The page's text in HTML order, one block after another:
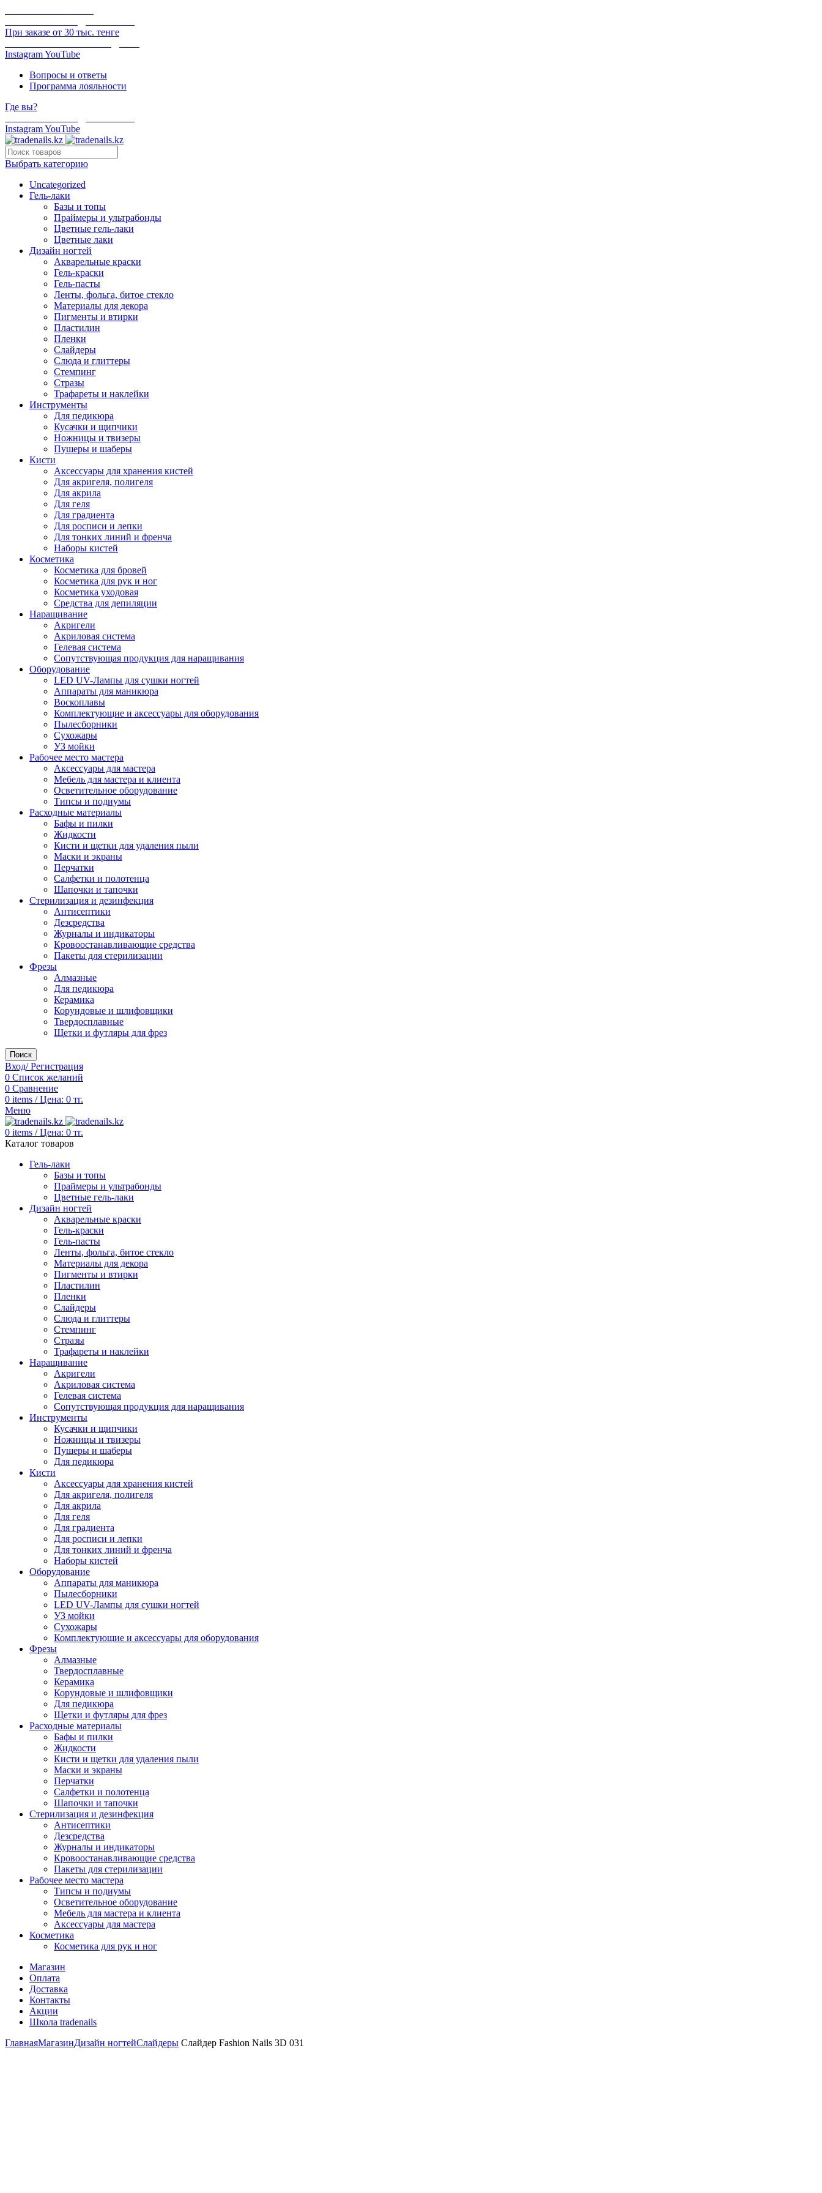
При заказе от 30 тыс. тенге
InstagramYouTube
Вопросы и ответы
Программа лояльности
Где вы?
InstagramYouTube
Выбрать категорию
Uncategorized
Гель-лаки
Базы и топы
Праймеры и ультрабонды
Цветные гель-лаки
Цветные лаки
Дизайн ногтей
Акварельные краски
Гель-краски
Гель-пасты
Ленты, фольга, битое стекло
Материалы для декора
Пигменты и втирки
Пластилин
Пленки
Слайдеры
Слюда и глиттеры
Стемпинг
Стразы
Трафареты и наклейки
Инструменты
Для педикюра
Кусачки и щипчики
Ножницы и твизеры
Пушеры и шаберы
Кисти
Аксессуары для хранения кистей
Для акригеля, полигеля
Для акрила
Для геля
Для градиента
Для росписи и лепки
Для тонких линий и френча
Наборы кистей
Косметика
Косметика для бровей
Косметика для рук и ног
Косметика уходовая
Средства для депиляции
Наращивание
Акригели
Акриловая система
Гелевая система
Сопутствующая продукция для наращивания
Оборудование
LED UV-Лампы для сушки ногтей
Аппараты для маникюра
Воскоплавы
Комплектующие и аксессуары для оборудования
Пылесборники
Сухожары
УЗ мойки
Рабочее место мастера
Аксессуары для мастера
Мебель для мастера и клиента
Осветительное оборудование
Типсы и подиумы
Расходные материалы
Бафы и пилки
Жидкости
Кисти и щетки для удаления пыли
Маски и экраны
Перчатки
Салфетки и полотенца
Шапочки и тапочки
Стерилизация и дезинфекция
Антисептики
Дезсредства
Журналы и индикаторы
Кровоостанавливающие средства
Пакеты для стерилизации
Фрезы
Алмазные
Для педикюра
Керамика
Корундовые и шлифовщики
Твердосплавные
Щетки и футляры для фрез
Поиск
Вход/ Регистрация
0 Список желаний
0 Сравнение
0 items / Цена: 0 тг.
Меню
0 items / Цена: 0 тг.
Каталог товаров
Гель-лаки
Базы и топы
Праймеры и ультрабонды
Цветные гель-лаки
Дизайн ногтей
Акварельные краски
Гель-краски
Гель-пасты
Ленты, фольга, битое стекло
Материалы для декора
Пигменты и втирки
Пластилин
Пленки
Слайдеры
Слюда и глиттеры
Стемпинг
Стразы
Трафареты и наклейки
Наращивание
Акригели
Акриловая система
Гелевая система
Сопутствующая продукция для наращивания
Инструменты
Кусачки и щипчики
Ножницы и твизеры
Пушеры и шаберы
Для педикюра
Кисти
Аксессуары для хранения кистей
Для акригеля, полигеля
Для акрила
Для геля
Для градиента
Для росписи и лепки
Для тонких линий и френча
Наборы кистей
Оборудование
Аппараты для маникюра
Пылесборники
LED UV-Лампы для сушки ногтей
УЗ мойки
Сухожары
Комплектующие и аксессуары для оборудования
Фрезы
Алмазные
Твердосплавные
Керамика
Корундовые и шлифовщики
Для педикюра
Щетки и футляры для фрез
Расходные материалы
Бафы и пилки
Жидкости
Кисти и щетки для удаления пыли
Маски и экраны
Перчатки
Салфетки и полотенца
Шапочки и тапочки
Стерилизация и дезинфекция
Антисептики
Дезсредства
Журналы и индикаторы
Кровоостанавливающие средства
Пакеты для стерилизации
Рабочее место мастера
Типсы и подиумы
Осветительное оборудование
Мебель для мастера и клиента
Аксессуары для мастера
Косметика
Косметика для рук и ног
Магазин
Оплата
Доставка
Контакты
Акции
Школа tradenails
ГлавнаяМагазинДизайн ногтейСлайдеры Слайдер Fashion Nails 3D 031